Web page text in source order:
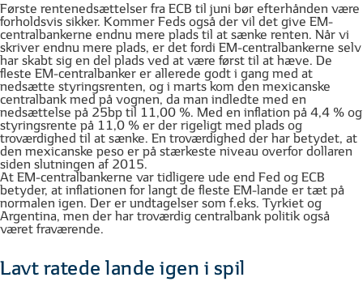
Første rentenedsættelser fra ECB til juni bør efterhånden være
forholdsvis sikker. Kommer Feds også der vil det give EM-
centralbankerne endnu mere plads til at sænke renten. Når vi
skriver endnu mere plads, er det fordi EM-centralbankerne selv
har skabt sig en del plads ved at være først til at hæve. De
fleste EM-centralbanker er allerede godt i gang med at
nedsætte styringsrenten, og i marts kom den mexicanske
centralbank med på vognen, da man indledte med en
nedsættelse på 25bp til 11,00 %. Med en inflation på 4,4 % og
styringsrente på 11,0 % er der rigeligt med plads og
troværdighed til at sænke. En troværdighed der har betydet, at
den mexicanske peso er på stærkeste niveau overfor dollaren
siden slutningen af 2015.
At EM-centralbankerne var tidligere ude end Fed og ECB
betyder, at inflationen for langt de fleste EM-lande er tæt på
normalen igen. Der er undtagelser som f.eks. Tyrkiet og
Argentina, men der har troværdig centralbank politik også
været fraværende.
Lavt ratede lande igen i spil